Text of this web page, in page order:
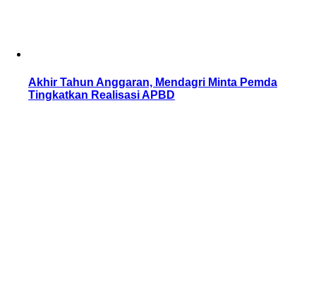
Akhir Tahun Anggaran, Mendagri Minta Pemda
Tingkatkan Realisasi APBD